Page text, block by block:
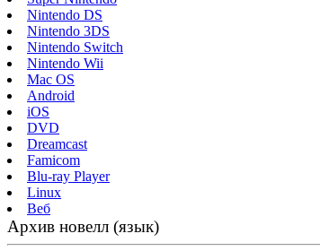
Nintendo DS
Nintendo 3DS
Nintendo Switch
Nintendo Wii
Mac OS
Android
iOS
DVD
Dreamcast
Famicom
Blu-ray Player
Linux
Веб
Архив новелл (язык)